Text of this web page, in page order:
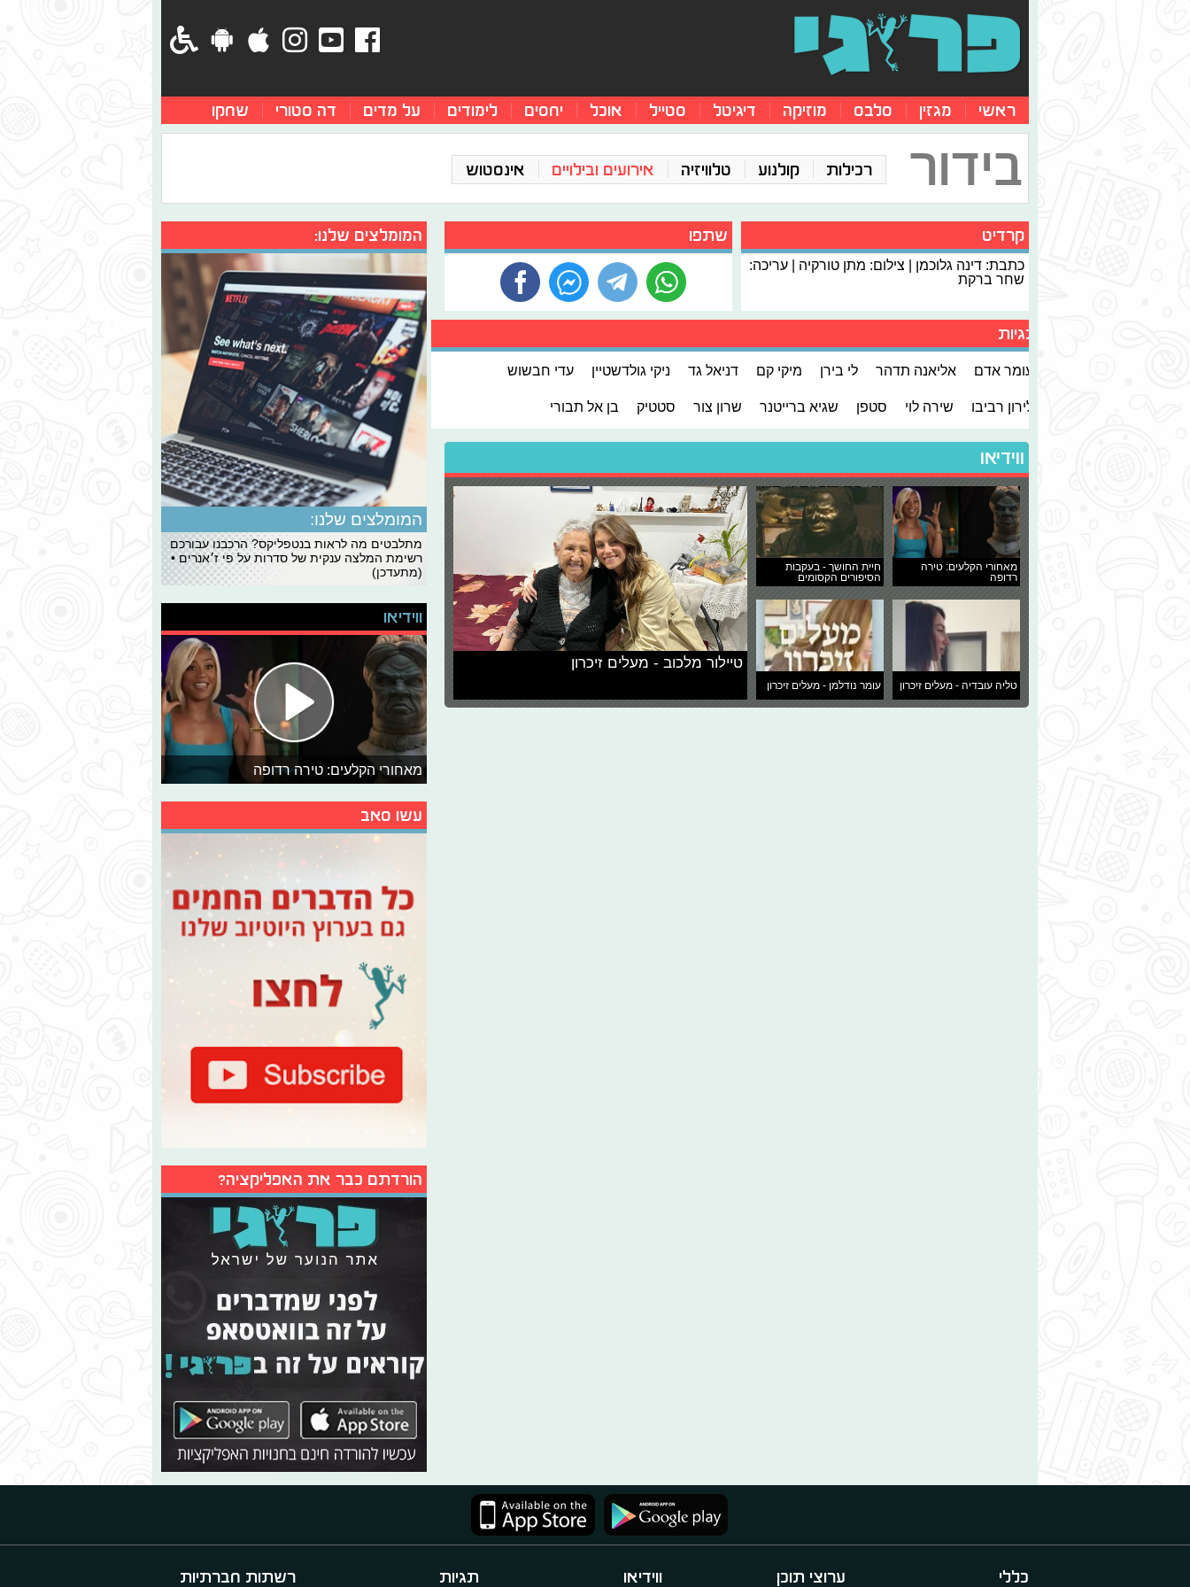
ראשי מגזין סלבס מוזיקה דיגיטל סטייל אוכל יחסים לימודים על מדים דה סטורי שחקו
בידור רכילות קולנוע טלוויזיה אירועים ובילויים אינסטוש
קרדיט
כתבת: דינה גלוכמן | צילום: מתן טורקיה | עריכה:
שחר ברקת
שתפו
תגיות
עומר אדם אליאנה תדהר לי בירן מיקי קם דניאל גד ניקי גולדשטיין עדי חבשוש
לירון רביבו שירה לוי סטפן שגיא ברייטנר שרון צור סטטיק בן אל תבורי
ווידיאו
מאחורי הקלעים: טירה
רדופה
חיית החושך - בעקבות
הסיפורים הקסומים
טליה עובדיה - מעלים זיכרון עומר נודלמן - מעלים זיכרון
טיילור מלכוב - מעלים זיכרון
המומלצים שלנו:
המומלצים שלנו:
מתלבטים מה לראות בנטפליקס? הרכבנו עבורכם
רשימת המלצה ענקית של סדרות על פי ז׳אנרים •
(מתעדכן)
ווידיאו
מאחורי הקלעים: טירה רדופה
עשו סאב
הורדתם כבר את האפליקציה?
כללי ערוצי תוכן ווידיאו תגיות רשתות חברתיות